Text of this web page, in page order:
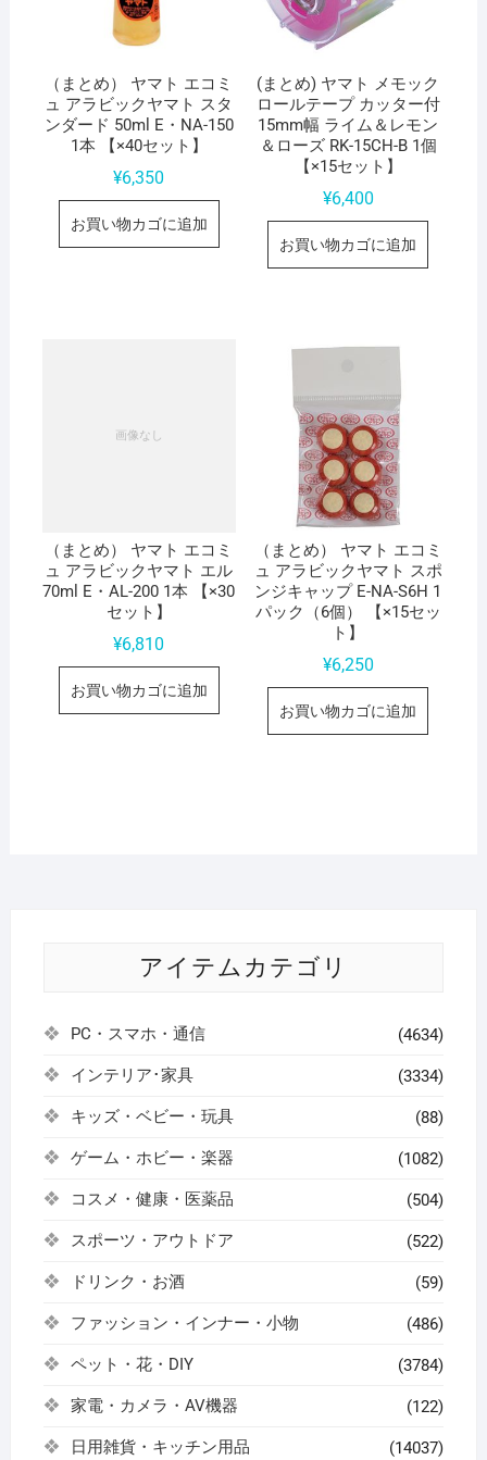
（まとめ） ヤマト エコミ
ュ アラビックヤマト スタ
ンダード 50ml E・NA-150
1本 【×40セット】
¥6,350
お買い物カゴに追加
(まとめ) ヤマト メモック
ロールテープ カッター付
15mm幅 ライム＆レモン
＆ローズ RK-15CH-B 1個
【×15セット】
¥6,400
お買い物カゴに追加
（まとめ） ヤマト エコミ
ュ アラビックヤマト エル
70ml E・AL-200 1本 【×30
セット】
¥6,810
お買い物カゴに追加
（まとめ） ヤマト エコミ
ュ アラビックヤマト スポ
ンジキャップ E-NA-S6H 1
パック（6個） 【×15セッ
ト】
¥6,250
お買い物カゴに追加
アイテムカテゴリ
PC・スマホ・通信 (4634)
インテリア･家具 (3334)
キッズ・ベビー・玩具 (88)
ゲーム・ホビー・楽器 (1082)
コスメ・健康・医薬品 (504)
スポーツ・アウトドア (522)
ドリンク・お酒 (59)
ファッション・インナー・小物 (486)
ペット・花・DIY (3784)
家電・カメラ・AV機器 (122)
日用雑貨・キッチン用品 (14037)